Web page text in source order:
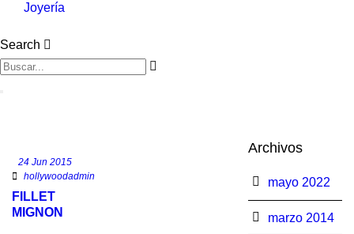
Joyería
Search
24 Jun 2015
hollywoodadmin
FILLET
MIGNON
Archivos
mayo 2022
marzo 2014